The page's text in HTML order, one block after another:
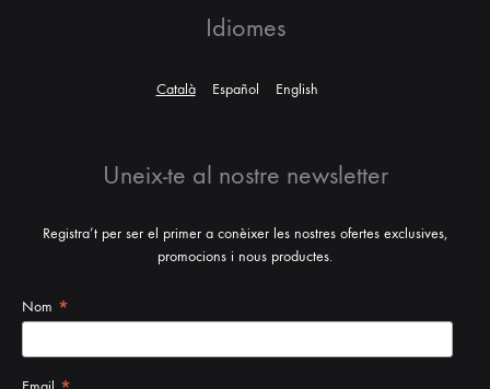
Idiomes
Català Español English
Uneix-te al nostre newsletter
Registra’t per ser el primer a conèixer les nostres ofertes exclusives,
promocions i nous productes.